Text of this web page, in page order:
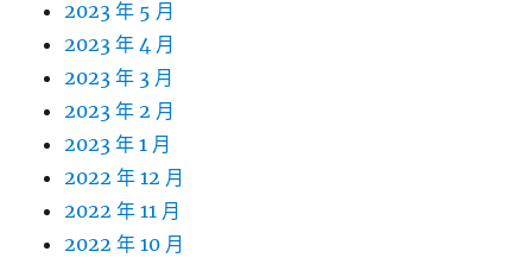
2023 年 5 月
2023 年 4 月
2023 年 3 月
2023 年 2 月
2023 年 1 月
2022 年 12 月
2022 年 11 月
2022 年 10 月